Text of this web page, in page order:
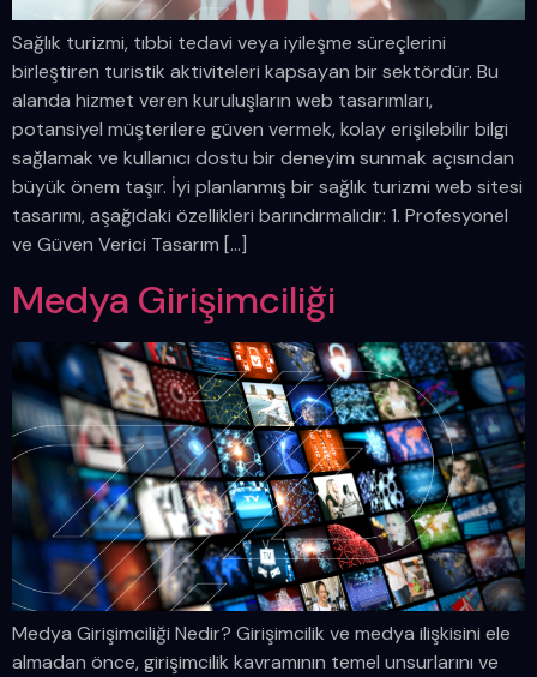
Sağlık turizmi, tıbbi tedavi veya iyileşme süreçlerini
birleştiren turistik aktiviteleri kapsayan bir sektördür. Bu
alanda hizmet veren kuruluşların web tasarımları,
potansiyel müşterilere güven vermek, kolay erişilebilir bilgi
sağlamak ve kullanıcı dostu bir deneyim sunmak açısından
büyük önem taşır. İyi planlanmış bir sağlık turizmi web sitesi
tasarımı, aşağıdaki özellikleri barındırmalıdır: 1. Profesyonel
ve Güven Verici Tasarım […]
Medya Girişimciliği
Medya Girişimciliği Nedir? Girişimcilik ve medya ilişkisini ele
almadan önce, girişimcilik kavramının temel unsurlarını ve